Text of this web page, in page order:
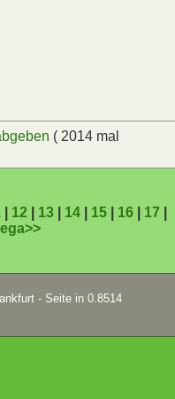
( 2014 mal
| 12| 13| 14| 15| 16| 17
- Seite in 0.8514